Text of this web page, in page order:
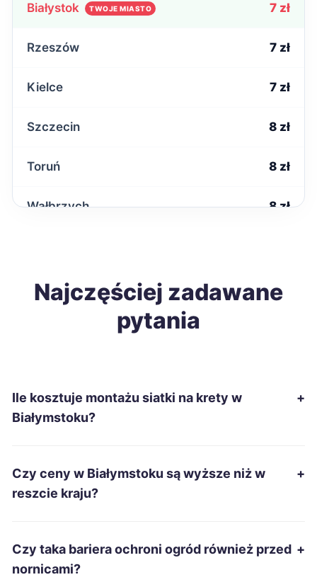
Białystok TWOJE MIASTO 7 zł
Rzeszów 7 zł
Kielce 7 zł
Szczecin 8 zł
Toruń 8 zł
Wałbrzych 8 zł
Gdańsk 9 zł
Płock
Koszalin
Dąbrowa Górnicza
Najczęściej zadawane
pytania
Ile kosztuje montażu siatki na krety w
Białymstoku?
+
Czy ceny w Białymstoku są wyższe niż w
reszcie kraju?
+
Czy taka bariera ochroni ogród również przed
nornicami?
+